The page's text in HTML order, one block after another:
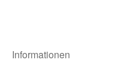
Informationen